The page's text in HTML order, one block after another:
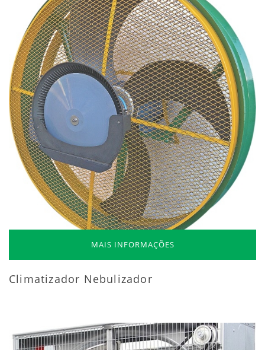
MAIS INFORMAÇÕES
Climatizador Nebulizador